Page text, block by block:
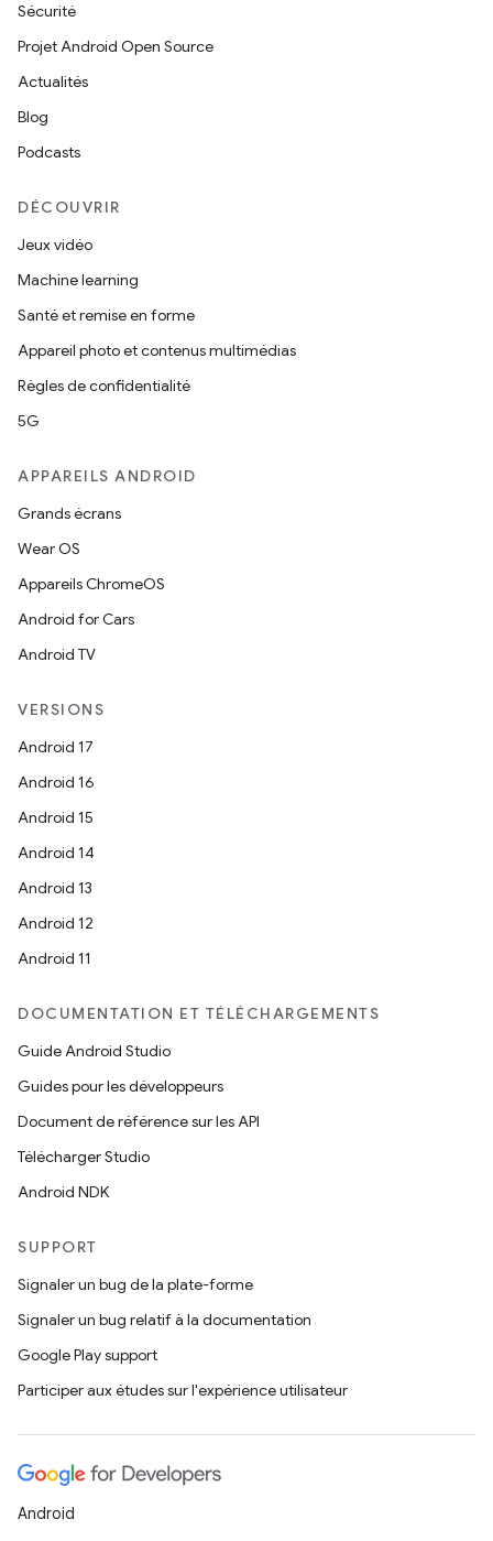
Sécurité
Projet Android Open Source
Actualités
Blog
Podcasts
DÉCOUVRIR
Jeux vidéo
Machine learning
Santé et remise en forme
Appareil photo et contenus multimédias
Règles de confidentialité
5G
APPAREILS ANDROID
Grands écrans
Wear OS
Appareils ChromeOS
Android for Cars
Android TV
VERSIONS
Android 17
Android 16
Android 15
Android 14
Android 13
Android 12
Android 11
DOCUMENTATION ET TÉLÉCHARGEMENTS
Guide Android Studio
Guides pour les développeurs
Document de référence sur les API
Télécharger Studio
Android NDK
SUPPORT
Signaler un bug de la plate-forme
Signaler un bug relatif à la documentation
Google Play support
Participer aux études sur l'expérience utilisateur
Android